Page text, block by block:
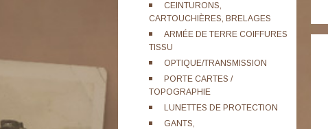
CEINTURONS,
CARTOUCHIÈRES, BRELAGES
ARMÉE DE TERRE COIFFURES
TISSU
OPTIQUE/TRANSMISSION
PORTE CARTES /
TOPOGRAPHIE
LUNETTES DE PROTECTION
GANTS,